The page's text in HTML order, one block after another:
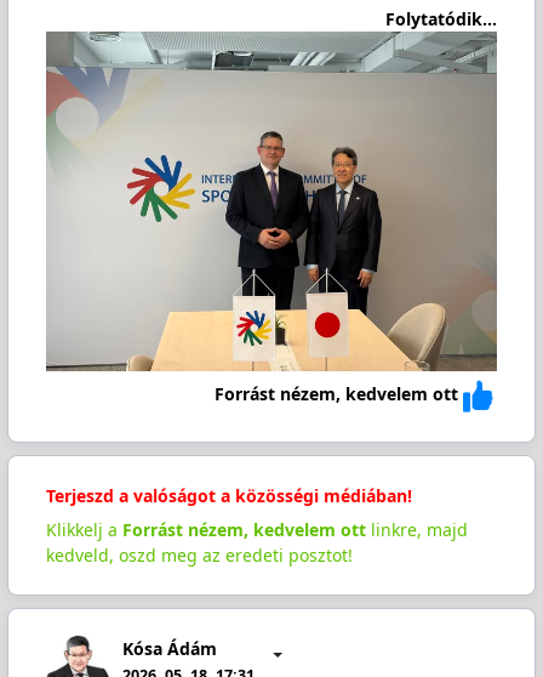
Folytatódik...
Forrást nézem, kedvelem ott
Terjeszd a valóságot a közösségi médiában!
Klikkelj a Forrást nézem, kedvelem ottlinkre, majd
kedveld, oszd meg az eredeti posztot!
Kósa Ádám